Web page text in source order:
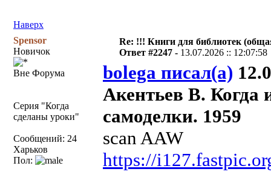
Наверх
Spensor
Новичок
Вне Форума
Серия "Когда
сделаны уроки"
Сообщений: 24
Харьков
Пол:
Re: !!! Книги для библиотек
Ответ #2247 - 13.07.2026 :: 12:07:58
bolega писал(а)
Акентьев В. Когда
самоделки. 1959
scan AAW
https://